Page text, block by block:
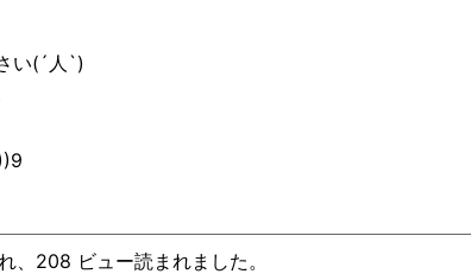
い(´人`)
208 ビュー読まれました。